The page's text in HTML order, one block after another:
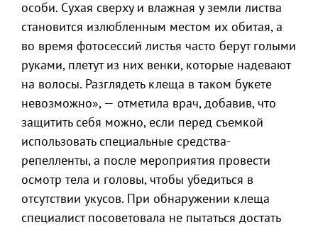
особи. Сухая сверху и влажная у земли листва
становится излюбленным местом их обитая, а
во время фотосессий листья часто берут голыми
руками, плетут из них венки, которые надевают
на волосы. Разглядеть клеща в таком букете
невозможно», — отметила врач, добавив, что
защитить себя можно, если перед съемкой
использовать специальные средства-
репелленты, а после мероприятия провести
осмотр тела и головы, чтобы убедиться в
отсутствии укусов. При обнаружении клеща
специалист посоветовала не пытаться достать